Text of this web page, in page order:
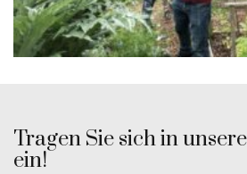
Tragen Sie sich in
ein!